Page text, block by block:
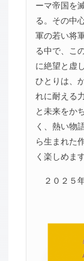
ーマ帝国を
る。その中
軍の若い将
る中で、こ
に絶望と虚
ひとりは、
れに耐える
と未来をか
く、熱い物
ら生まれた
く楽しめます
２０２５